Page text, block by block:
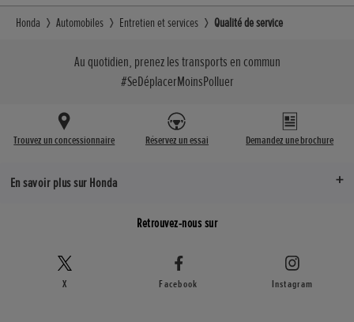
Honda Automobiles Entretien et services Qualité de service
Au quotidien, prenez les transports en commun
#SeDéplacerMoinsPolluer
Trouvez un concessionnaire Réservez un essai Demandez une brochure
En savoir plus sur Honda
Retrouvez-nous sur
X Facebook Instagram